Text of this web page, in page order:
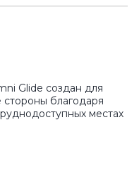
Glide создан для
благодаря
местах